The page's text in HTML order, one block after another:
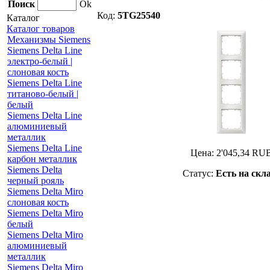
Поиск
Ok
Каталог
Каталог товаров
Механизмы Siemens
Siemens Delta Line
электро-белый |
слоновая кость
Siemens Delta Line
титаново-белый |
белый
Siemens Delta Line
алюминиевый
металлик
Siemens Delta Line
карбон металлик
Siemens Delta
черный рояль
Siemens Delta Miro
слоновая кость
Siemens Delta Miro
белый
Siemens Delta Miro
алюминиевый
металлик
Siemens Delta Miro
Код: 5TG25540
Цена: 2'045,34
Статус: Есть на